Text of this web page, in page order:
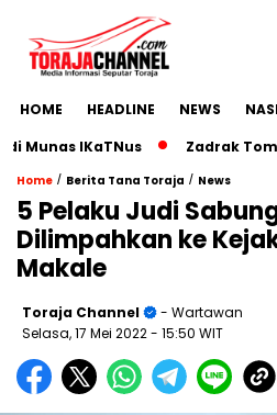
HOME HEADLINE NEWS
IKaTNus
Zadrak
Home / Berita Tana Toraja / News
5 Pelaku Judi
Dilimpahkan ke
Makale
Toraja Channel
- Wartawan
Selasa, 17 Mei 2022- 15:50 WIT